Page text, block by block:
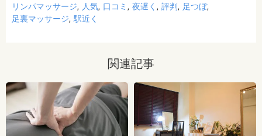
リンパマッサージ
人気 口コミ 夜遅く 評判
足つぼ
足裏マッサージ 駅近く
関連記事